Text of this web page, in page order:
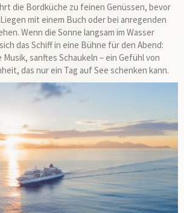
die Bordküche zu feinen Genüssen, bevor
mit einem Buch oder bei anregenden
Wenn die Sonne langsam im Wasser
das Schiff in eine Bühne für den Abend:
sanftes Schaukeln – ein Gefühl von
das nur ein Tag auf See schenken kann.